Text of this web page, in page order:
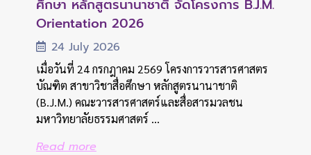
ด้านสื่อและการสื่อสาร ประจำปี 2569 เปิด
เวทีแลกเปลี่ยนองค์ความรู้และนำเสนอผล
งานนักศึ...
19 July 2026
เมื่อวันอาทิตย์ที่ 19 กรกฎาคม 2569 คณะ
วารสารศาสตร์และสื่อสารมวลชน มหาวิทยาลัย
ธรรมศาสตร์ จัดงานประชุมวิชาการด้านสื่อและการ
นักศึกษาใหม่ หลักสูตรวารสารศาสตรบัณฑิต
ประจำปีการศึกษา 2569 ต้อนรับสู่บ้าน JC
31 July 2026
เมื่อวันที่ 31 กรกฎาคม 2569 คณะวารสารศาสตร์และ
สื่อสารมวลชน มหาวิทยาลัยธรรมศาสตร์ จัดกิจกรรม
ปฐมนิเทศนักศึกษาใหม่ หลักสูตรวารสารศาสตร
บัณฑิต ประจำปีการศึ...
Read more
ศึกษา หลักสูตรนานาชาติ จัดโครงการ B.J.M.
Orientation 2026
24 July 2026
เมื่อวันที่ 24 กรกฎาคม 2569 โครงการวารสารศาสตร
บัณฑิต สาขาวิชาสื่อศึกษา หลักสูตรนานาชาติ
(B.J.M.) คณะวารสารศาสตร์และสื่อสารมวลชน
มหาวิทยาลัยธรรมศาสตร์ ...
Read more
ด้านสื่อและการสื่อสาร ประจำปี 2569 เปิด
เวทีแลกเปลี่ยนองค์ความรู้และนำเสนอผล
งานนักศึ...
19 July 2026
เมื่อวันอาทิตย์ที่ 19 กรกฎาคม 2569 คณะ
วารสารศาสตร์และสื่อสารมวลชน มหาวิทยาลัย
ธรรมศาสตร์ จัดงานประชุมวิชาการด้านสื่อและการ
นักศึกษาใหม่ หลักสูตรวารสารศาสตรบัณฑิต
ประจำปีการศึกษา 2569 ต้อนรับสู่บ้าน JC
31 July 2026
เมื่อวันที่ 31 กรกฎาคม 2569 คณะวารสารศาสตร์และ
สื่อสารมวลชน มหาวิทยาลัยธรรมศาสตร์ จัดกิจกรรม
ปฐมนิเทศนักศึกษาใหม่ หลักสูตรวารสารศาสตร
บัณฑิต ประจำปีการศึ...
Read more